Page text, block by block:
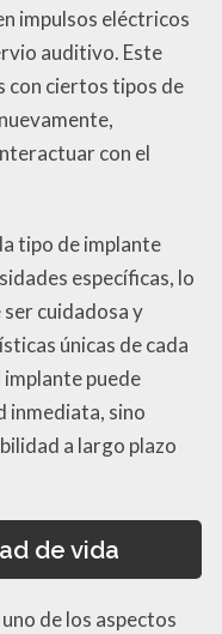
impulsos eléctricos
auditivo. Este
con ciertos tipos de
con el
tipo de implante
específicas, lo
ser cuidadosa y
únicas de cada
puede
inmediata, sino
a largo plazo
de vida
de los aspectos